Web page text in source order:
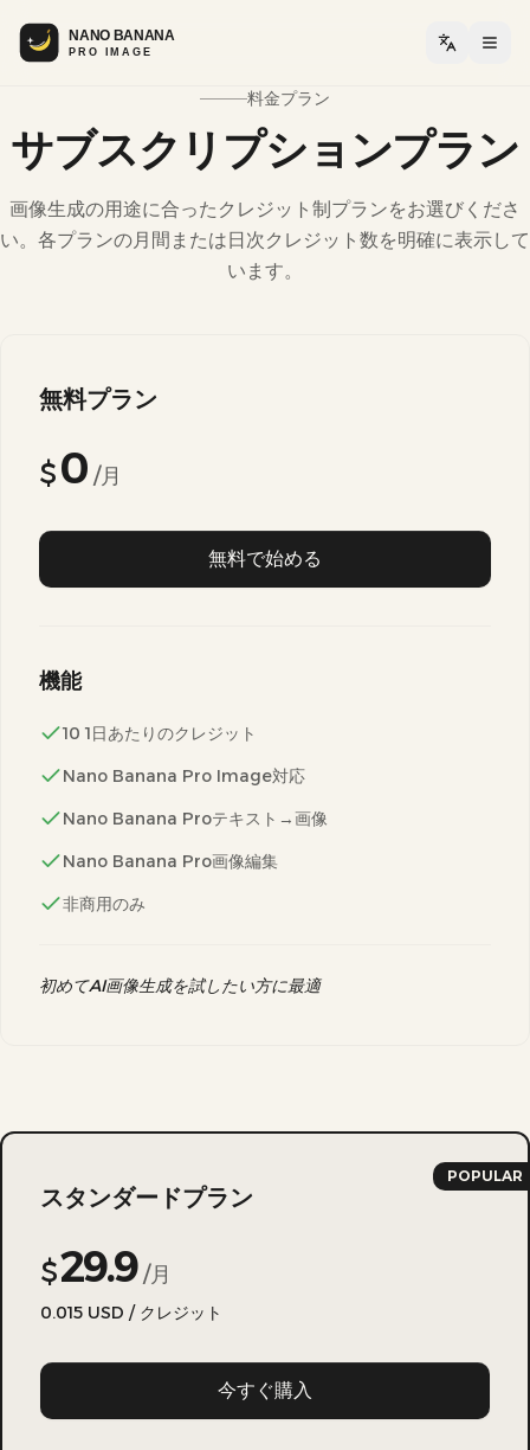
メニ
料金プラン
サブスクリプションプラン
画像生成の用途に合ったクレジット制プランをお選びくださ
い。各プランの月間または日次クレジット数を明確に表示して
います。
無料プラン
$0 /月
無料で始める
機能
10 1日あたりのクレジット
Nano Banana Pro Image対応
Nano Banana Proテキスト→画像
Nano Banana Pro画像編集
非商用のみ
初めてAI画像生成を試したい方に最適
POPULAR
スタンダードプラン
$29.9 /月
0.015 USD / クレジット
今すぐ購入